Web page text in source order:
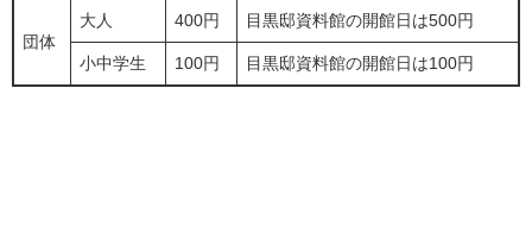
団体
大人 400円 目黒邸資料館の開館日は500円
小中学生 100円 目黒邸資料館の開館日は100円